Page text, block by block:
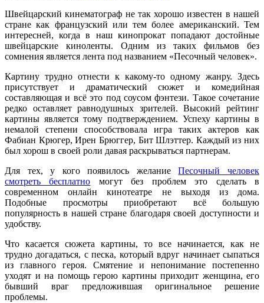
Швейцарский кинематограф не так хорошо известен в нашей
стране как французский или тем более американский. Тем
интересней, когда в наш кинопрокат попадают достойные
швейцарские киноленты. Одним из таких фильмов без
сомнения является лента под названием «Песочный человек».
Картину трудно отнести к какому-то одному жанру. Здесь
присутствует и драматический сюжет и комедийная
составляющая и всё это под соусом фэнтези. Такое сочетание
редко оставляет равнодушных зрителей. Высокий рейтинг
картины является тому подтверждением. Успеху картины в
немалой степени способствовала игра таких актеров как
Фабиан Крюгер, Ирен Брюггер, Бит Шлэттер. Каждый из них
был хорош в своей роли давая раскрываться партнерам.
Для тех, у кого появилось желаниеПесочный человек
смотреть бесплатно могут без проблем это сделать в
современном онлайн кинотеатре не выходя из дома.
Подобные просмотры приобретают всё большую
популярность в нашей стране благодаря своей доступности и
удобству.
Что касается сюжета картины, то все начинается, как не
трудно догадаться, с песка, который вдруг начинает сыпаться
из главного героя. Смятение и непонимание постепенно
уходят и на помощь герою картины приходит женщина, его
бывший враг предложившая оригинальное решение
проблемы.